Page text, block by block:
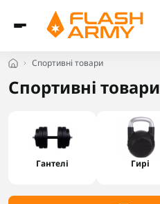
Спортивні товари
Спортивні товари
Гантелі Гирі